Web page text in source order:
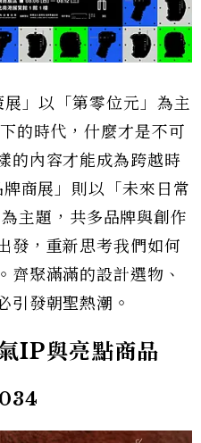
」以「第零位元」為主
的時代，什麼才是不可
的內容才能成為跨越時
商展」則以「未來日常
題，共多品牌與創作
發，重新思考我們如何
齊聚滿滿的設計選物、
引發朝聖熱潮。
IP與亮點商品